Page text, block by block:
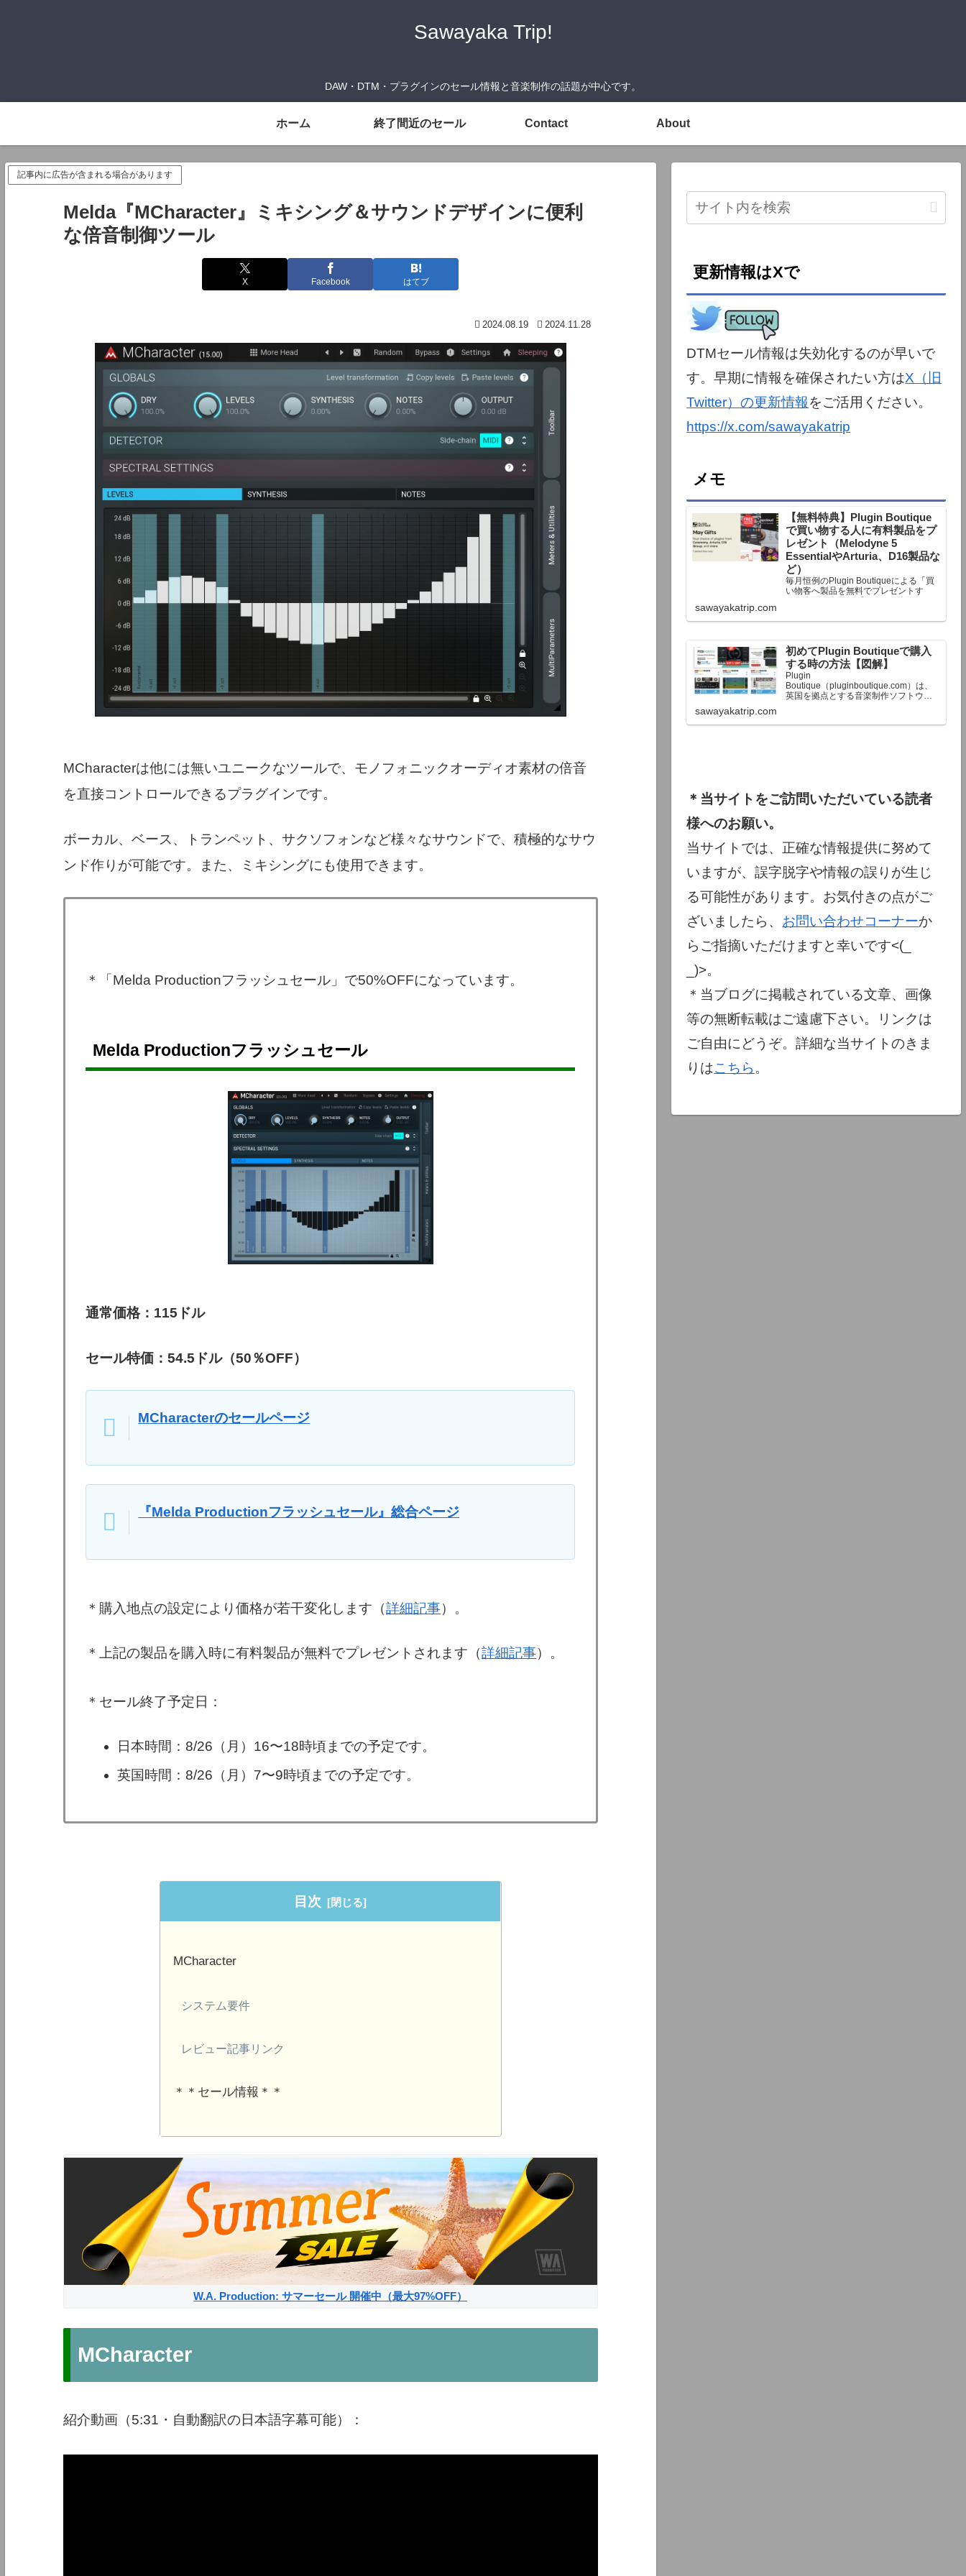
Sawayaka Trip!
DAW・DTM・プラグインのセール情報と音楽制作の話題が中心です。
ホーム 終了間近のセール Contact About
記事内に広告が含まれる場合があります
Melda『MCharacter』ミキシング＆サウンドデザインに便利
な倍音制御ツール
X Facebook はてブ
2024.08.19 2024.11.28
MCharacterは他には無いユニークなツールで、モノフォニックオーディオ素材の倍音
を直接コントロールできるプラグインです。
ボーカル、ベース、トランペット、サクソフォンなど様々なサウンドで、積極的なサウ
ンド作りが可能です。また、ミキシングにも使用できます。
＊「Melda Productionフラッシュセール」で50%OFFになっています。
Melda Productionフラッシュセール
通常価格：115ドル
セール特価：54.5ドル（50％OFF）
MCharacterのセールページ
『Melda Productionフラッシュセール』総合ページ
＊購入地点の設定により価格が若干変化します（詳細記事）。
＊上記の製品を購入時に有料製品が無料でプレゼントされます（詳細記事）。
＊セール終了予定日：
日本時間：8/26（月）16〜18時頃までの予定です。
英国時間：8/26（月）7〜9時頃までの予定です。
目次
MCharacter
システム要件
レビュー記事リンク
＊＊セール情報＊＊
W.A. Production: サマーセール 開催中（最大97%OFF）
MCharacter
紹介動画（5:31・自動翻訳の日本語字幕可能）：
更新情報はXで
DTMセール情報は失効化するのが早いで
す。早期に情報を確保されたい方はX（旧
Twitter）の更新情報をご活用ください。
https://x.com/sawayakatrip
メモ
【無料特典】Plugin Boutique
で買い物する人に有料製品をプ
レゼント（Melodyne 5
EssentialやArturia、D16製品な
ど）
毎月恒例のPlugin Boutiqueによる「買
い物客へ製品を無料でプレゼントす
る」企画。今月もプレゼント企画が用
定額以上のお金を出して何かを購入す
終了予定日：日本時間：6/1（月…
sawayakatrip.com
初めてPlugin Boutiqueで購入
する時の方法【図解】
Plugin
Boutique（pluginboutique.com）は、
英国を拠点とする音楽制作ソフトウェ
で、世界中のミュージシャンに利用さ
sawayakatrip.com
＊当サイトをご訪問いただいている読者
様へのお願い。
当サイトでは、正確な情報提供に努めて
いますが、誤字脱字や情報の誤りが生じ
る可能性があります。お気付きの点がご
ざいましたら、 お問い合わせコーナーか
らご指摘いただけますと幸いです<(_
_)>。
＊当ブログに掲載されている文章、画像
等の無断転載はご遠慮下さい。リンクは
ご自由にどうぞ。詳細な当サイトのきま
りはこちら 。